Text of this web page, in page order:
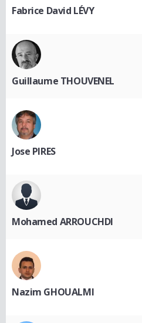
Fabrice David LÉVY
Guillaume THOUVENEL
Jose PIRES
Mohamed ARROUCHDI
Nazim GHOUALMI